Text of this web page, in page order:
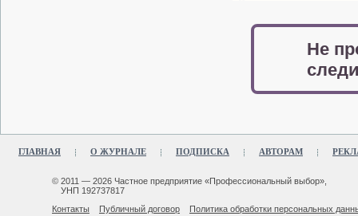
Не
ГЛАВНАЯ О ЖУРНАЛЕ ПОДПИСКА АВТОРАМ
© 2011 — 2026 Частное предприятие «Профессиональный выбор»,
УНП 192737817
Контакты
Публичный договор Политика обработки персональных